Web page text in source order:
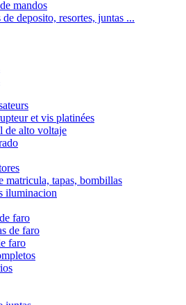
mandos
de deposito, resortes, juntas ...
et vis platinées
de alto voltaje
matricula, tapas, bombillas
iluminacion
faro
de faro
faro